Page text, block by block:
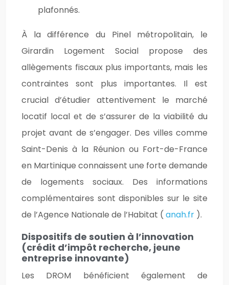
plafonnés.
À la différence du Pinel métropolitain, le
Girardin Logement Social propose des
allègements fiscaux plus importants, mais les
contraintes sont plus importantes. Il est
crucial d’étudier attentivement le marché
locatif local et de s’assurer de la viabilité du
projet avant de s’engager. Des villes comme
Saint-Denis à la Réunion ou Fort-de-France
en Martinique connaissent une forte demande
de logements sociaux. Des informations
complémentaires sont disponibles sur le site
de l’Agence Nationale de l’Habitat ( anah.fr ).
Dispositifs de soutien à l’innovation
(crédit d’impôt recherche, jeune
entreprise innovante)
Les DROM bénéficient également de